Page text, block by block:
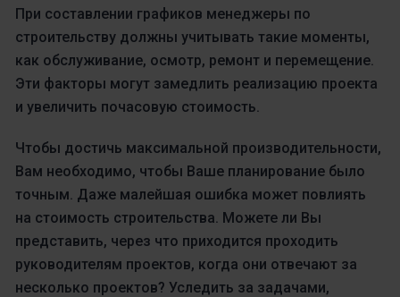
При составлении графиков менеджеры по
строительству должны учитывать такие моменты,
как обслуживание, осмотр, ремонт и перемещение.
Эти факторы могут замедлить реализацию проекта
и увеличить почасовую стоимость.
Чтобы достичь максимальной производительности,
Вам необходимо, чтобы Ваше планирование было
точным. Даже малейшая ошибка может повлиять
на стоимость строительства. Можете ли Вы
представить, через что приходится проходить
руководителям проектов, когда они отвечают за
несколько проектов? Уследить за задачами,